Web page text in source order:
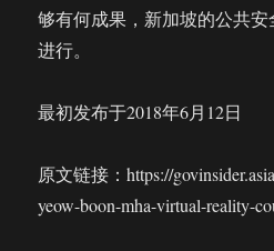
够有何成果，新加坡的公共
进行。
最初发布于2018年6月12日
原文链接：https://
yeow-boon-mha-virtual-reality-